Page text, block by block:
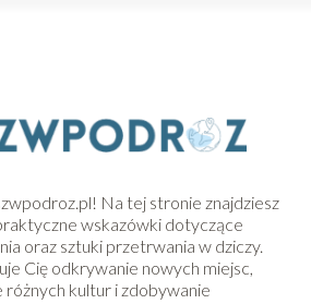
Na tej stronie znajdziesz
wskazówki dotyczące
oraz sztuki przetrwania w dziczy.
Cię odkrywanie nowych miejsc,
różnych kultur i zdobywanie